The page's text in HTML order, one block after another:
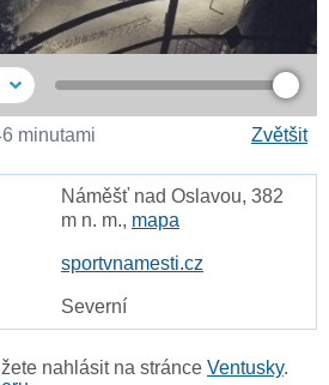
Zvětšit
minutami
Náměšť nad Oslavou, 382
m n. m., mapa
sportvnamesti.cz
Severní
nahlásit na stránce Ventusky.